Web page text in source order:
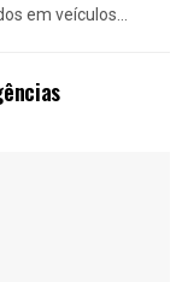
em veículos...